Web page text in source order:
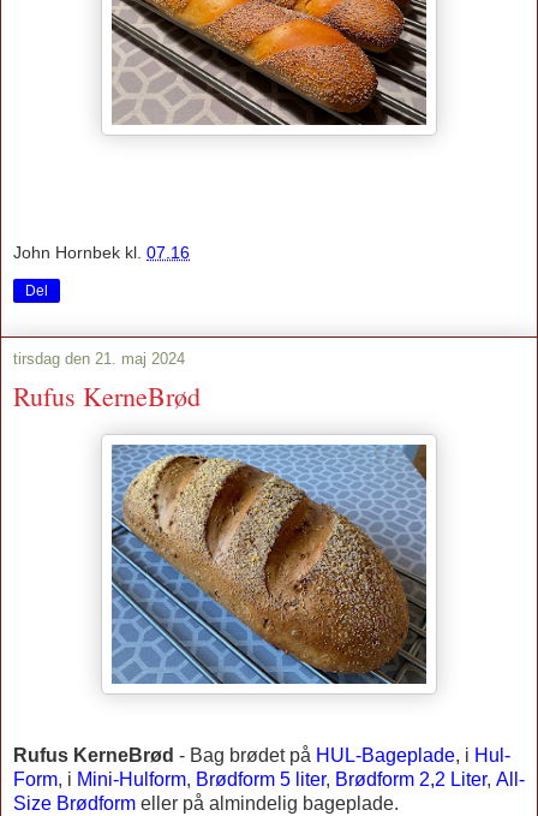
John Hornbek kl. 07.16
Del
tirsdag den 21. maj 2024
Rufus KerneBrød
Rufus KerneBrød - Bag brødet på HUL-Bageplade, i Hul-
Form, i Mini-Hulform, Brødform 5 liter, Brødform 2,2 Liter, All-
Size Brødform eller på almindelig bageplade.